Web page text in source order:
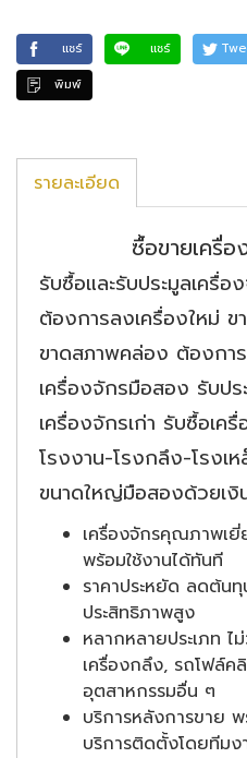
แชร์ แชร์
พิมพ์
รายละเอียด
ซื้อขายเครื่
รับซื้อและรับประมูลเครื่อ
ต้องการลงเครื่องใหม่ ข
ขาดสภาพคล่อง ต้องกา
เครื่องจักรมือสอง รับปร
เครื่องจักรเก่า รับซื้อเค
โรงงาน-โรงกลึง-โรงเ
ขนาดใหญ่มือสองด้วยเงิ
เครื่องจักรคุณภาพเ
พร้อมใช้งานได้ทันที
ราคาประหยัด ลดต้น
ประสิทธิภาพสูง
หลากหลายประเภท ไ
เครื่องกลึง, รถโฟล์
อุตสาหกรรมอื่น ๆ
บริการหลังการขาย
บริการติดตั้งโดยทีม